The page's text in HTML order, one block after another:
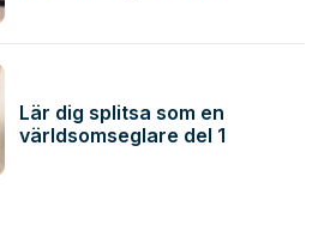
Lär dig splitsa som en
världsomseglare del 1